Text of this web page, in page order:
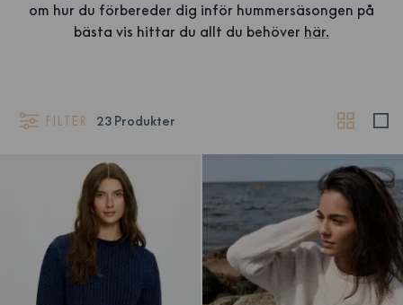
om hur du förbereder dig inför hummersäsongen på
bästa vis hittar du allt du behöver här.
FILTER 23 Produkter